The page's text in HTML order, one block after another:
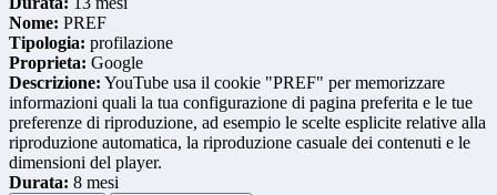
Nome: PREF
Tipologia: profilazione
Proprieta: Google
Descrizione: YouTube usa il cookie "PREF" per memorizzare
informazioni quali la tua configurazione di pagina preferita e le tue
preferenze di riproduzione, ad esempio le scelte esplicite relative alla
riproduzione automatica, la riproduzione casuale dei contenuti e le
dimensioni del player.
Durata: 8 mesi